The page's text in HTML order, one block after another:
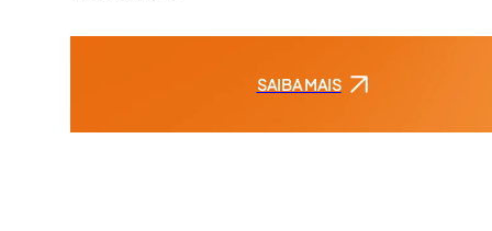
SAIBA MAIS